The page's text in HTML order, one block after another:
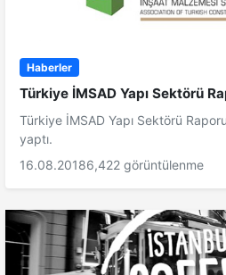
Haberler
Türkiye İMSAD Yapı Sektörü
Türkiye İMSAD Yapı Sektörü
yaptı.
16.08.20186,422 görüntülenme